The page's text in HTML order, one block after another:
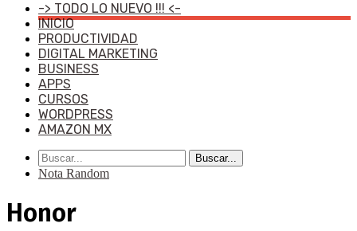
-> TODO LO NUEVO !!! <-
INICIO
PRODUCTIVIDAD
DIGITAL MARKETING
BUSINESS
APPS
CURSOS
WORDPRESS
AMAZON MX
Buscar...
Nota Random
Honor